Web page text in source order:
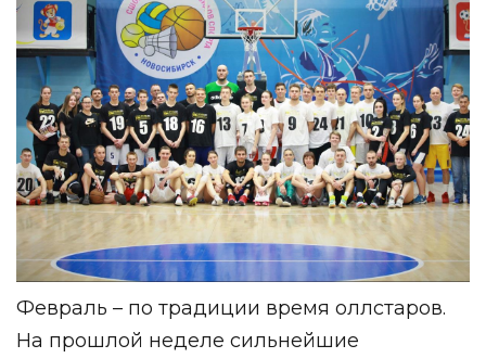
Февраль – по традиции время оллстаров.
На прошлой неделе сильнейшие